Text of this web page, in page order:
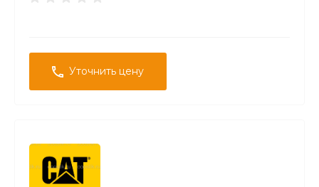
Уточнить цену